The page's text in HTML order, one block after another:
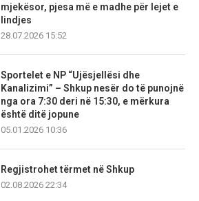
mjekësor, pjesa më e madhe për lejet e
lindjes
28.07.2026 15:52
Sportelet e NP “Ujësjellësi dhe
Kanalizimi” – Shkup nesër do të punojnë
nga ora 7:30 deri në 15:30, e mërkura
është ditë jopune
05.01.2026 10:36
Regjistrohet tërmet në Shkup
02.08.2026 22:34